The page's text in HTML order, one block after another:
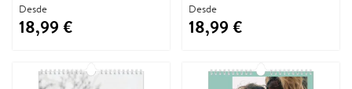
Desde
18,99 €
Desde
18,99 €